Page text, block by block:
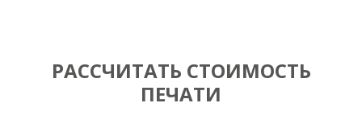
РАССЧИТАТЬ СТОИМОСТЬ
ПЕЧАТИ